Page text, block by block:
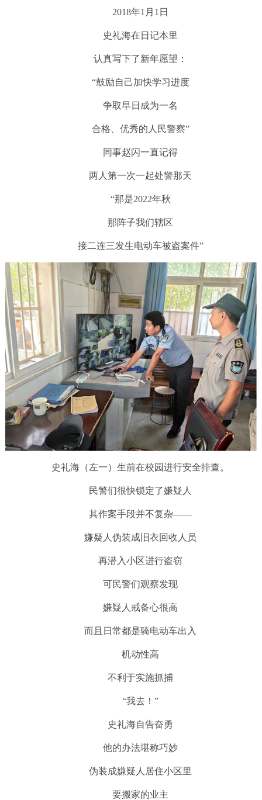
2018年1月1日
史礼海在日记本里
认真写下了新年愿望：
“鼓励自己加快学习进度
争取早日成为一名
合格、优秀的人民警察”
同事赵闪一直记得
两人第一次一起处警那天
“那是2022年秋
那阵子我们辖区
接二连三发生电动车被盗案件”
史礼海（左一）生前在校园进行安全排查。
民警们很快锁定了嫌疑人
其作案手段并不复杂——
嫌疑人伪装成旧衣回收人员
再潜入小区进行盗窃
可民警们观察发现
嫌疑人戒备心很高
而且日常都是骑电动车出入
机动性高
不利于实施抓捕
“我去！”
史礼海自告奋勇
他的办法堪称巧妙
伪装成嫌疑人居住小区里
要搬家的业主